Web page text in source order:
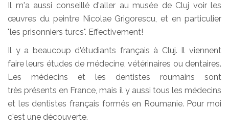
Il m'a aussi conseillé d'aller au musée de Cluj voir les
œuvres du peintre Nicolae Grigorescu, et en particulier
"les prisonniers turcs". Effectivement!
Il y a beaucoup d'étudiants français à Cluj. Il viennent
faire leurs études de médecine, vétérinaires ou dentaires.
Les médecins et les dentistes roumains sont
très présents en France, mais il y aussi tous les médecins
et les dentistes français formés en Roumanie. Pour moi
c'est une découverte.